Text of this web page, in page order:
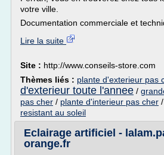
votre ville.
Documentation commerciale et
Lire la suite
Site : http://www.conseils-store.com
Thèmes liés : plante d'exterieur pas
d'exterieur toute l'annee /
pas cher / plante d'interieur pas cher /
resistant au soleil
Eclairage artificiel -
orange.fr